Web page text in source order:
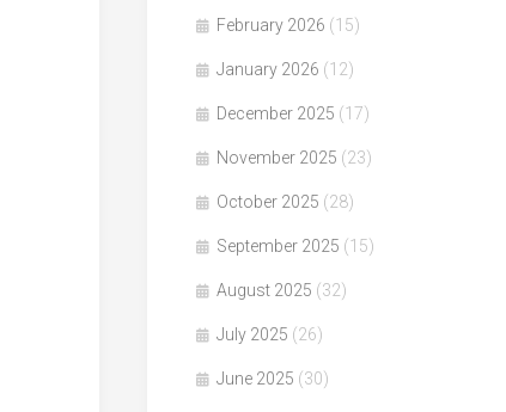
February 2026 (15)
January 2026 (12)
December 2025 (17)
November 2025 (23)
October 2025 (28)
September 2025 (15)
August 2025 (32)
July 2025 (26)
June 2025 (30)